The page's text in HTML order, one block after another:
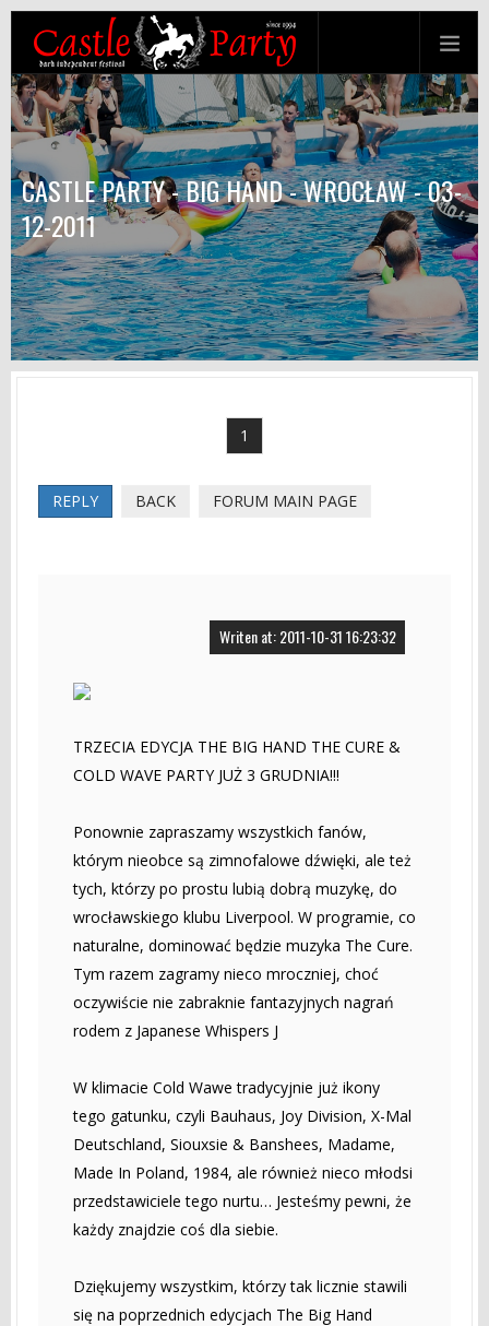
CASTLE PARTY - BIG HAND - WROCŁAW - 03-
12-2011
1
REPLY BACK FORUM MAIN PAGE
Writen at: 2011-10-31 16:23:32
TRZECIA EDYCJA THE BIG HAND THE CURE &
COLD WAVE PARTY JUŻ 3 GRUDNIA!!!
Ponownie zapraszamy wszystkich fanów,
którym nieobce są zimnofalowe dźwięki, ale też
tych, którzy po prostu lubią dobrą muzykę, do
wrocławskiego klubu Liverpool. W programie, co
naturalne, dominować będzie muzyka The Cure.
Tym razem zagramy nieco mroczniej, choć
oczywiście nie zabraknie fantazyjnych nagrań
rodem z Japanese Whispers J
W klimacie Cold Wawe tradycyjnie już ikony
tego gatunku, czyli Bauhaus, Joy Division, X-Mal
Deutschland, Siouxsie & Banshees, Madame,
Made In Poland, 1984, ale również nieco młodsi
przedstawiciele tego nurtu… Jesteśmy pewni, że
każdy znajdzie coś dla siebie.
Dziękujemy wszystkim, którzy tak licznie stawili
się na poprzednich edycjach The Big Hand